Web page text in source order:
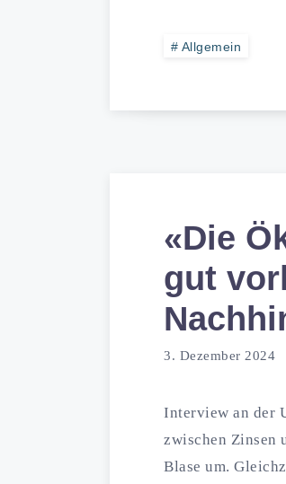
Allgemein
«Die
gut
3. Dezember 2024
Interview an der
zwischen Zinsen
Blase um.